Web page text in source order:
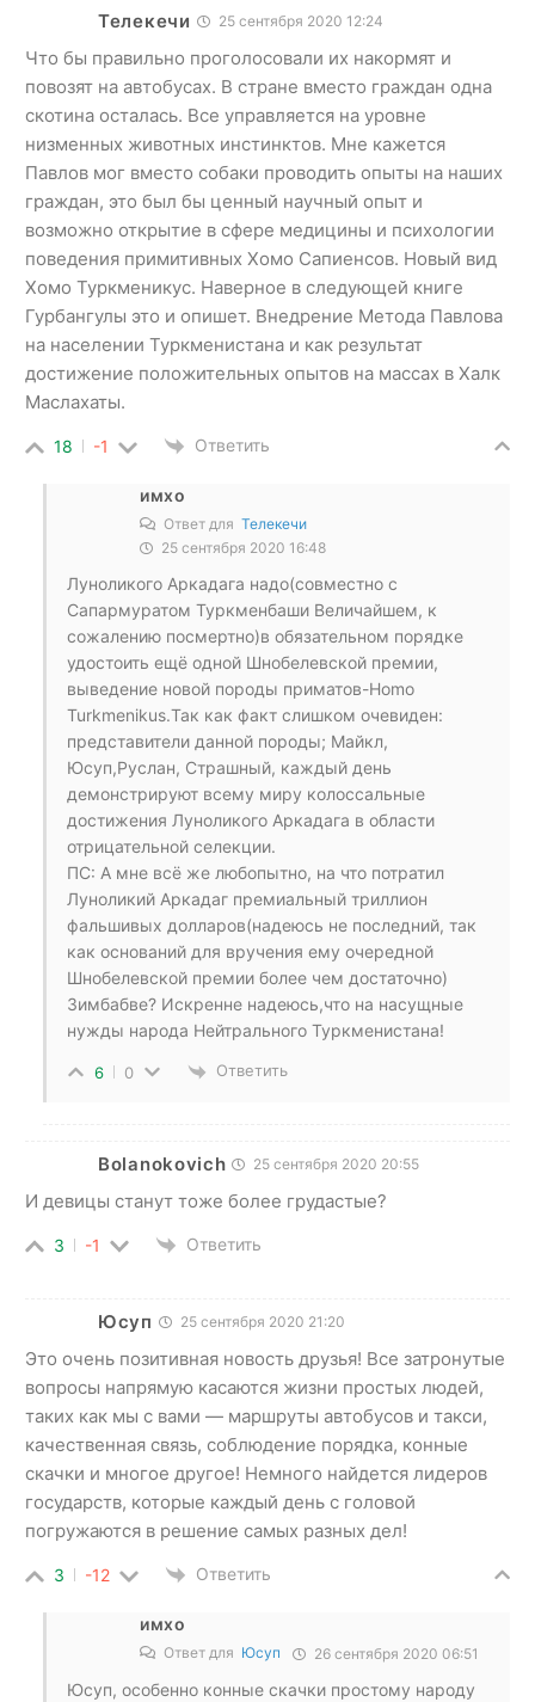
Телекечи 25 сентября 2020 12:24
Что бы правильно проголосовали их накормят и
повозят на автобусах. В стране вместо граждан одна
скотина осталась. Все управляется на уровне
низменных животных инстинктов. Мне кажется
Павлов мог вместо собаки проводить опыты на наших
граждан, это был бы ценный научный опыт и
возможно открытие в сфере медицины и психологии
поведения примитивных Хомо Сапиенсов. Новый вид
Хомо Туркменикус. Наверное в следующей книге
Гурбангулы это и опишет. Внедрение Метода Павлова
на населении Туркменистана и как результат
достижение положительных опытов на массах в Халк
Маслахаты.
18 -1 Ответить
имхо
Ответ для Телекечи
25 сентября 2020 16:48
Луноликого Аркадага надо(совместно с
Сапармуратом Туркменбаши Величайшем, к
сожалению посмертно)в обязательном порядке
удостоить ещё одной Шнобелевской премии,
выведение новой породы приматов-Homo
Turkmenikus.Так как факт слишком очевиден:
представители данной породы; Майкл,
Юсуп,Руслан, Страшный, каждый день
демонстрируют всему миру колоссальные
достижения Луноликого Аркадага в области
отрицательной селекции.
ПС: А мне всё же любопытно, на что потратил
Луноликий Аркадаг премиальный триллион
фальшивых долларов(надеюсь не последний, так
как оснований для вручения ему очередной
Шнобелевской премии более чем достаточно)
Зимбабве? Искренне надеюсь,что на насущные
нужды народа Нейтрального Туркменистана!
6 0 Ответить
Bolanokovich 25 сентября 2020 20:55
И девицы станут тоже более грудастые?
3 -1 Ответить
Юсуп 25 сентября 2020 21:20
Это очень позитивная новость друзья! Все затронутые
вопросы напрямую касаются жизни простых людей,
таких как мы с вами — маршруты автобусов и такси,
качественная связь, соблюдение порядка, конные
скачки и многое другое! Немного найдется лидеров
государств, которые каждый день с головой
погружаются в решение самых разных дел!
3 -12 Ответить
имхо
Ответ для Юсуп 26 сентября 2020 06:51
Юсуп, особенно конные скачки простому народу